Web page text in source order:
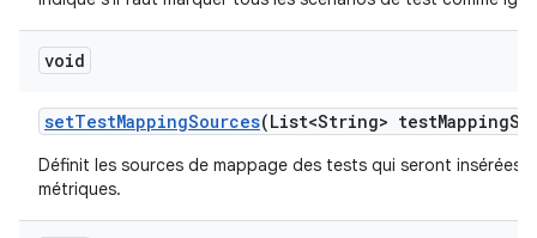
void
setTestMappingSources(List<String> testMapping
Définit les sources de mappage des tests qui seront insérées
métriques.